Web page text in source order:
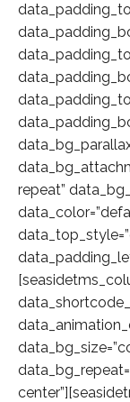
repeat”